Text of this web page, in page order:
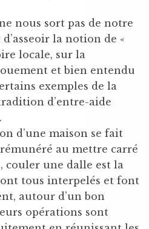
nous sort pas de notre
la notion de «
locale, sur la
et bien entendu
exemples de la
d’entre-aide
d’une maison se fait
au mettre carré
couler une dalle est la
tous interpelés et font
autour d’un bon
opérations sont